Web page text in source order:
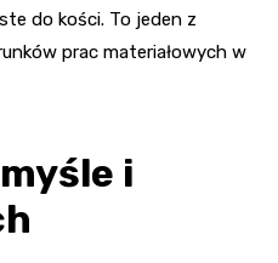
do kości. To jeden z
prac materiałowych w
i